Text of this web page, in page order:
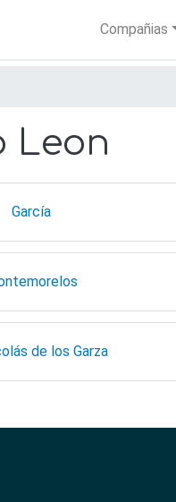
Compañias
Leon
García
de los Garza